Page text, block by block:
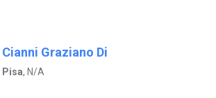
Cianni Graziano Di
Pisa, N/A